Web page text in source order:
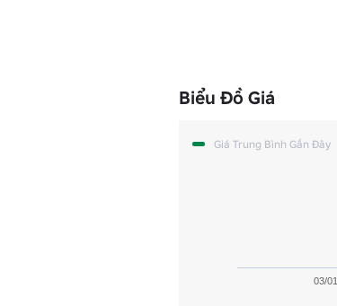
Biểu Đồ Giá
Giá Trung Bình Gần Đây
03/01